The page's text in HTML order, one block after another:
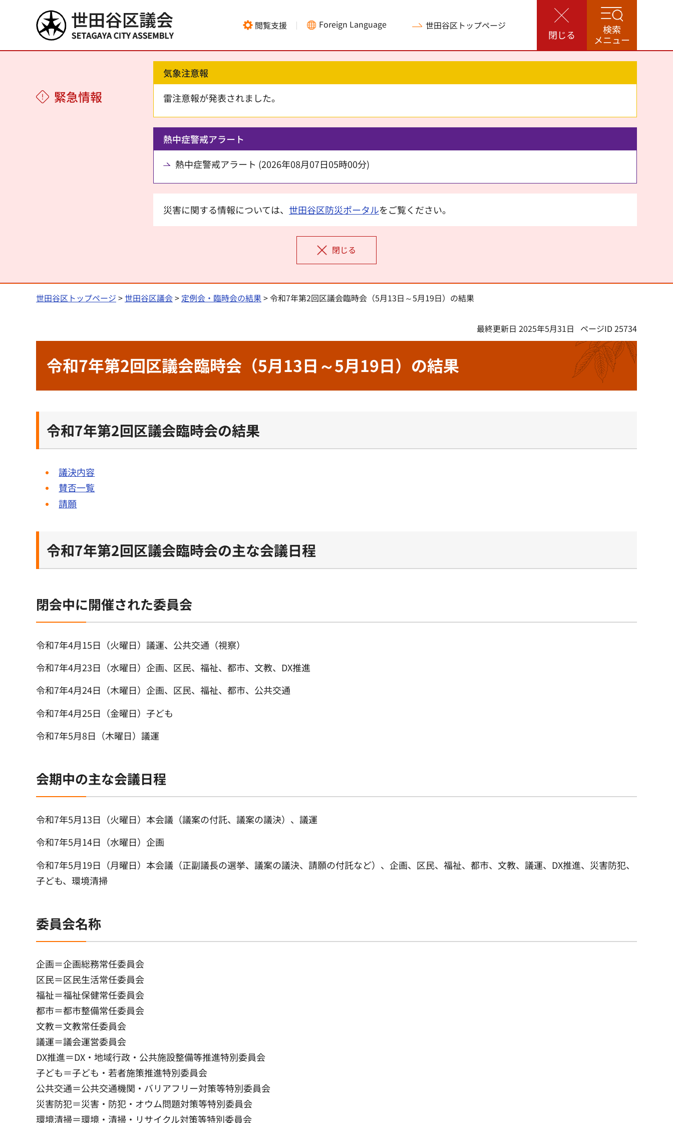
世田谷区議会 閲覧支援 Foreign Language 世田谷区トップページ
閉じる
緊急情報
気象注意報
雷注意報が発表されました。
熱中症警戒アラート
熱中症警戒アラート (2026年08月07日05時00分)
災害に関する情報については、 世田谷区防災ポータルをご覧ください。
閉じる
検索
メニュー
世田谷区トップページ >世田谷区議会> 定例会・臨時会の結果> 令和7年第2回区議会臨時会（5月13日～5月19日）の結果
最終更新日 2025年5月31日 ページID 25734
令和7年第2回区議会臨時会（5月13日～5月19日）の結果
令和7年第2回区議会臨時会の結果
議決内容
賛否一覧
請願
令和7年第2回区議会臨時会の主な会議日程
閉会中に開催された委員会
令和7年4月15日（火曜日）議運、公共交通（視察）
令和7年4月23日（水曜日）企画、区民、福祉、都市、文教、DX推進
令和7年4月24日（木曜日）企画、区民、福祉、都市、公共交通
令和7年4月25日（金曜日）子ども
令和7年5月8日（木曜日）議運
会期中の主な会議日程
令和7年5月13日（火曜日）本会議（議案の付託、議案の議決）、議運
令和7年5月14日（水曜日）企画
令和7年5月19日（月曜日）本会議（正副議長の選挙、議案の議決、請願の付託など）、企画、区民、福祉、都市、文教、議運、DX推進、災害防犯、
子ども、環境清掃
委員会名称
企画＝企画総務常任委員会
区民＝区民生活常任委員会
福祉＝福祉保健常任委員会
都市＝都市整備常任委員会
文教＝文教常任委員会
議運＝議会運営委員会
DX推進＝DX・地域行政・公共施設整備等推進特別委員会
子ども＝子ども・若者施策推進特別委員会
公共交通＝公共交通機関・バリアフリー対策等特別委員会
災害防犯＝災害・防犯・オウム問題対策等特別委員会
環境清掃＝環境・清掃・リサイクル対策等特別委員会